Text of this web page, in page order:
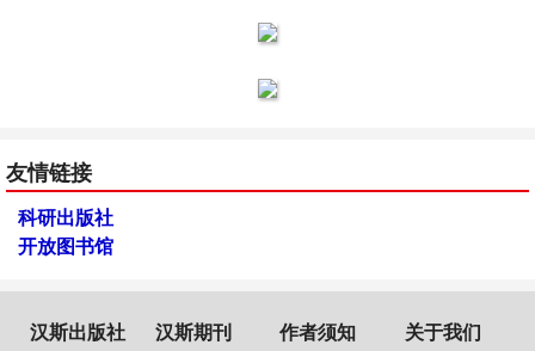
友情链接
科研出版社
开放图书馆
汉斯出版社 汉斯期刊 作者须知 关于我们